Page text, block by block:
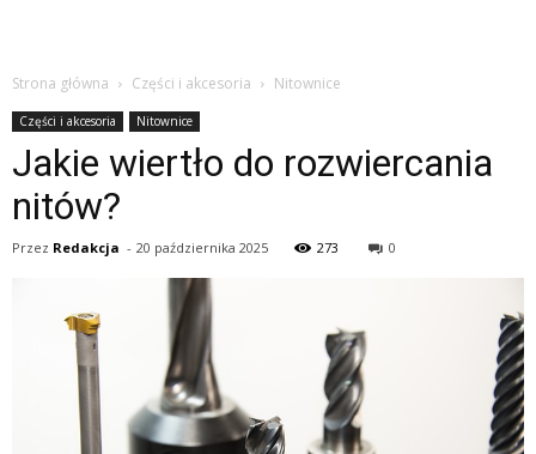
Strona główna Części i akcesoria Nitownice
Części i akcesoria Nitownice
Jakie wiertło do rozwiercania
nitów?
Przez Redakcja - 20 października 2025 273 0